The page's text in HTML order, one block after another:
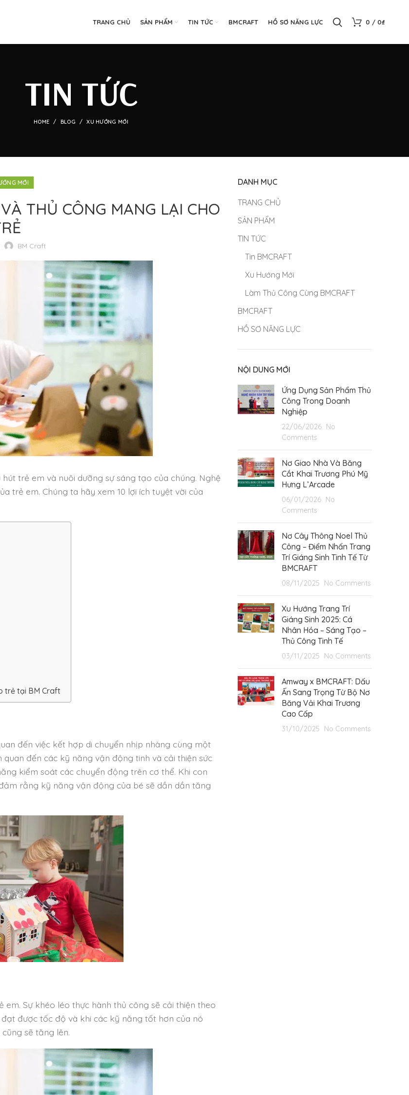
TRANG CHỦ SẢN PHẨM TIN TỨC BMCRAFT HỒ SƠ NĂNG LỰC 0 / 0₫
TIN TỨC
HOME BLOG XU HƯỚNG MỚI
MỚI
THỦ CÔNG MANG LẠI CHO
BM Craft
trẻ em và nuôi dưỡng sự sáng tạo của chúng. Nghệ
trẻ em. Chúng ta hãy xem 10 lợi ích tuyệt vời của
trẻ tại BM Craft
đến việc kết hợp di chuyển nhịp nhàng cùng một
đến các kỹ năng vận động tinh và cải thiện sức
kiểm soát các chuyển động trên cơ thể. Khi con
rằng kỹ năng vận động của bé sẽ dần dần tăng
Sự khéo léo thực hành thủ công sẽ cải thiện theo
được tốc độ và khi các kỹ năng tốt hơn của nó
sẽ tăng lên.
DANH MỤC
TRANG CHỦ
SẢN PHẨM
TIN TỨC
Tin BMCRAFT
Xu Hướng Mới
Làm Thủ Công Cùng BMCRAFT
BMCRAFT
HỒ SƠ NĂNG LỰC
NỘI DUNG MỚI
Ứng Dụng Sản Phẩm Thủ
Công Trong Doanh
Nghiệp
22/06/2026 No
Comments
Nơ Giao Nhà Và Băng
Cắt Khai Trương Phú Mỹ
Hưng L’Arcade
06/01/2026 No
Comments
Nơ Cây Thông Noel Thủ
Công – Điểm Nhấn Trang
Trí Giáng Sinh Tinh Tế Từ
BMCRAFT
08/11/2025 No Comments
Xu Hướng Trang Trí
Giáng Sinh 2025: Cá
Nhân Hóa – Sáng Tạo –
Thủ Công Tinh Tế
03/11/2025 No Comments
Amway x BMCRAFT: Dấu
Ấn Sang Trọng Từ Bộ Nơ
Băng Vải Khai Trương
Cao Cấp
31/10/2025 No Comments